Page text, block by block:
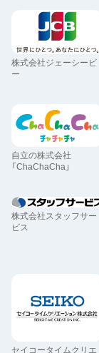
株式会社ジェーシービ
ー
自立の株式会社
「ChaChaCha」
株式会社スタッフサー
ビス
セイコータイムクリエ